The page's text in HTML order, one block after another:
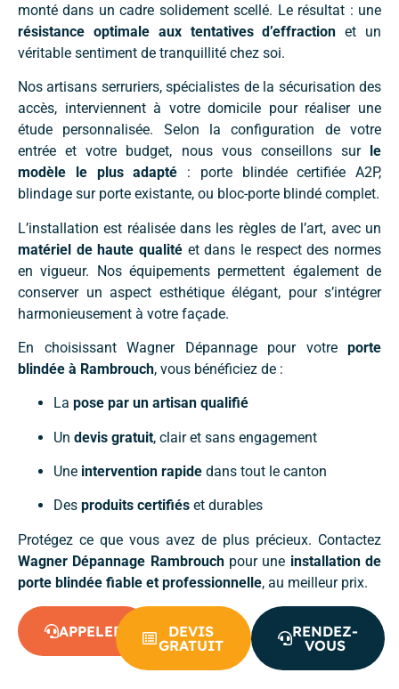
monté dans un cadre solidement scellé. Le résultat : une
résistance optimale aux tentatives d’effraction et un
véritable sentiment de tranquillité chez soi.
Nos artisans serruriers, spécialistes de la sécurisation des
accès, interviennent à votre domicile pour réaliser une
étude personnalisée. Selon la configuration de votre
entrée et votre budget, nous vous conseillons sur le
modèle le plus adapté : porte blindée certifiée A2P,
blindage sur porte existante, ou bloc-porte blindé complet.
L’installation est réalisée dans les règles de l’art, avec un
matériel de haute qualité et dans le respect des normes
en vigueur. Nos équipements permettent également de
conserver un aspect esthétique élégant, pour s’intégrer
harmonieusement à votre façade.
En choisissant Wagner Dépannage pour votre porte
blindée à Rambrouch, vous bénéficiez de :
La pose par un artisan qualifié
Un devis gratuit, clair et sans engagement
Une intervention rapide dans tout le canton
Des produits certifiés et durables
Protégez ce que vous avez de plus précieux. Contactez
Wagner Dépannage Rambrouchpour une installation de
porte blindée fiable et professionnelle, au meilleur prix.
APPELER
DEVIS
GRATUIT
RENDEZ-
VOUS